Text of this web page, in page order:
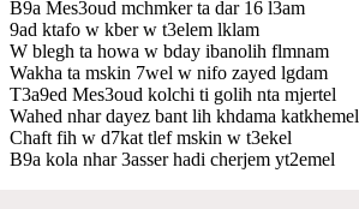
B9a Mes3oud mchmker ta dar 16 l3am
9ad ktafo w kber w t3elem lklam
W blegh ta howa w bday ibanolih flmnam
Wakha ta mskin 7wel w nifo zayed lgdam
T3a9ed Mes3oud kolchi ti golih nta mjertel
Wahed nhar dayez bant lih khdama katkhemel
Chaft fih w d7kat tlef mskin w t3ekel
B9a kola nhar 3asser hadi cherjem yt2emel